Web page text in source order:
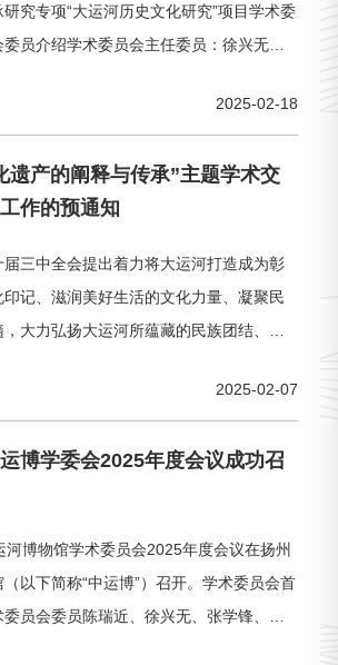
究专项“大运河历史文化研究”项目学术委
员介绍学术委员会主任委员：徐兴无南
出版规划领导小组成员、教育部中文教学
评传》《经纬成文—汉代经学的思想与
2025-02-18
遗产的阐释与传承”主题学术交
作的预通知
三中全会提出着力将大运河打造成为彰
记、滋润美好生活的文化力量、凝聚民
大力弘扬大运河所蕴藏的民族团结、勤
深入挖掘以大运河为核心的历史文化资
年下半年举办“文化遗产的阐释与传
动，就相关主题进
2025-02-07
博学委会2025年度会议成功召
河博物馆学术委员会2025年度会议在扬州
以下简称“中运博”）召开。学术委员会首
员会委员陈瑞近、徐兴无、张学锋、魏